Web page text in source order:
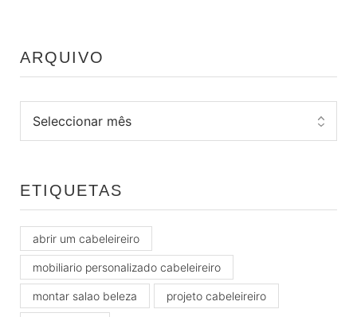
ARQUIVO
ETIQUETAS
abrir um cabeleireiro
mobiliario personalizado cabeleireiro
montar salao beleza projeto cabeleireiro